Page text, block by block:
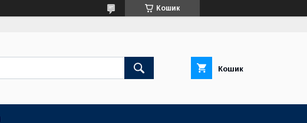
Кошик
Кошик